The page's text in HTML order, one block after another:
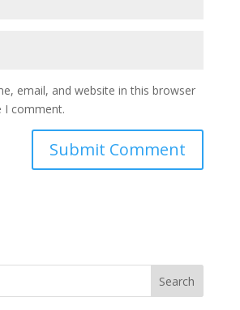
email, and website in this browser
I comment.
Search